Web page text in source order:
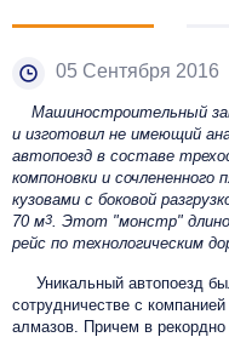
05 Сентября 2016
Машиностроительный
и изготовил не имеющий
автопоезд в составе
компоновки и сочлененного
кузовами с боковой
70 м3
. Этот "монстр"
рейс по технологическим
Уникальный автопоезд
сотрудничестве с
алмазов. Причем в рекордно